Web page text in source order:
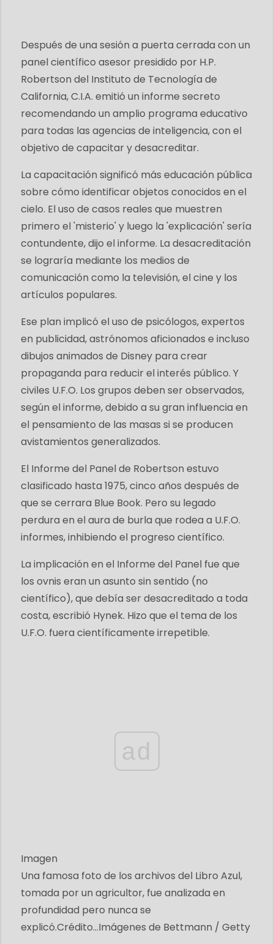
Después de una sesión a puerta cerrada con un
panel científico asesor presidido por H.P.
Robertson del Instituto de Tecnología de
California, C.I.A. emitió un informe secreto
recomendando un amplio programa educativo
para todas las agencias de inteligencia, con el
objetivo de capacitar y desacreditar.
La capacitación significó más educación pública
sobre cómo identificar objetos conocidos en el
cielo. El uso de casos reales que muestren
primero el 'misterio' y luego la 'explicación' sería
contundente, dijo el informe. La desacreditación
se lograría mediante los medios de
comunicación como la televisión, el cine y los
artículos populares.
Ese plan implicó el uso de psicólogos, expertos
en publicidad, astrónomos aficionados e incluso
dibujos animados de Disney para crear
propaganda para reducir el interés público. Y
civiles U.F.O. Los grupos deben ser observados,
según el informe, debido a su gran influencia en
el pensamiento de las masas si se producen
avistamientos generalizados.
El Informe del Panel de Robertson estuvo
clasificado hasta 1975, cinco años después de
que se cerrara Blue Book. Pero su legado
perdura en el aura de burla que rodea a U.F.O.
informes, inhibiendo el progreso científico.
La implicación en el Informe del Panel fue que
los ovnis eran un asunto sin sentido (no
científico), que debía ser desacreditado a toda
costa, escribió Hynek. Hizo que el tema de los
U.F.O. fuera científicamente irrepetible.
ad
Imagen
Una famosa foto de los archivos del Libro Azul,
tomada por un agricultor, fue analizada en
profundidad pero nunca se
explicó.Crédito...Imágenes de Bettmann / Getty